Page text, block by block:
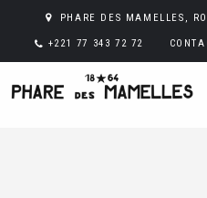
PHARE DES MAMELLES,
+221 77 343 72 72